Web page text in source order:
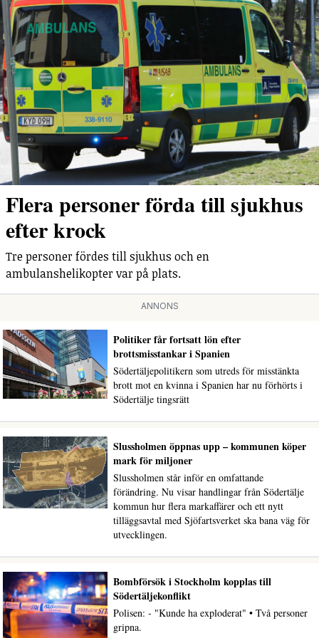
Flera personer förda till sjukhus
efter krock
Tre personer fördes till sjukhus och en
ambulanshelikopter var på plats.
ANNONS
Politiker får fortsatt lön efter
brottsmisstankar i Spanien
Södertäljepolitikern som utreds för misstänkta
brott mot en kvinna i Spanien har nu förhörts i
Södertälje tingsrätt
Slussholmen öppnas upp – kommunen köper
mark för miljoner
Slussholmen står inför en omfattande
förändring. Nu visar handlingar från Södertälje
kommun hur flera markaffärer och ett nytt
tilläggsavtal med Sjöfartsverket ska bana väg för
utvecklingen.
Bombförsök i Stockholm kopplas till
Södertäljekonflikt
Polisen: - "Kunde ha exploderat" • Två personer
gripna.